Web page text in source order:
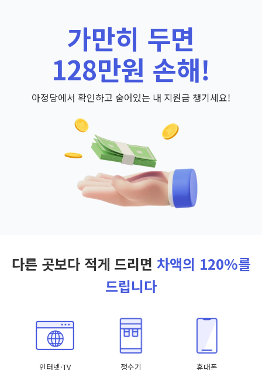
가만히 두면
128만원 손해!
아정당에서 확인하고 숨어있는 내 지원금 챙기세요!
다른 곳보다 적게 드리면 차액의 120%를
드립니다
인터넷·TV 정수기 휴대폰